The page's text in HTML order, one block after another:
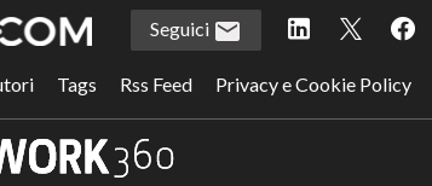
Seguici
Tags Rss Feed Privacy e Cookie Policy